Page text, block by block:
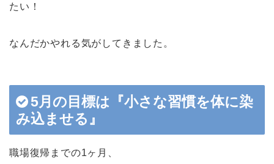
たい！
なんだかやれる気がしてきました。
5月の目標は『小さな習慣を体に染
み込ませる』
職場復帰までの1ヶ月、